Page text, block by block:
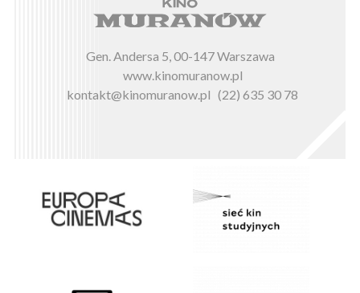
Gen. Andersa 5, 00-147 Warszawa
www.kinomuranow.pl
kontakt@kinomuranow.pl (22) 635 30 78